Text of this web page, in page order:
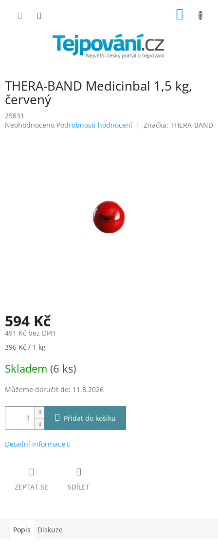
THERA-BAND Medicinbal 1,5 kg,
červený
25831
Průměrné
Neohodnoceno Podrobnosti hodnocení Značka: THERA-BAND
594 Kč
491 Kč bez DPH
Měrná
396 Kč / 1 kg
Skladem (6 ks)
Můžeme doručit do: 11.8.2026
Přidat do košíku
Detailní informace
ZEPTAT SE SDÍLET
Popis Diskuze